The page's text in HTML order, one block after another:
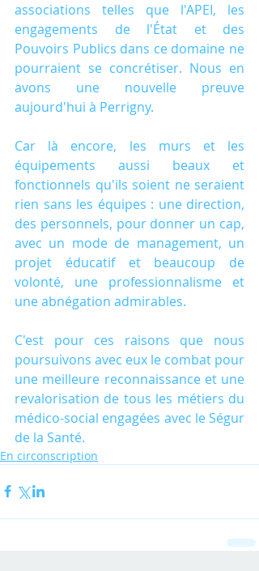
associations telles que l'APEI, les
engagements de l'État et des
Pouvoirs Publics dans ce domaine ne
pourraient se concrétiser. Nous en
avons une nouvelle preuve
aujourd'hui à Perrigny.
Car là encore, les murs et les
équipements aussi beaux et
fonctionnels qu'ils soient ne seraient
rien sans les équipes : une direction,
des personnels, pour donner un cap,
avec un mode de management, un
projet éducatif et beaucoup de
volonté, une professionnalisme et
une abnégation admirables.
C'est pour ces raisons que nous
poursuivons avec eux le combat pour
une meilleure reconnaissance et une
revalorisation de tous les métiers du
médico-social engagées avec le Ségur
de la Santé.
En circonscription